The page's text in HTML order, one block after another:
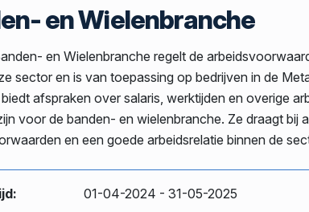
en Wielenbranche
en Wielenbranche regelt de
sector en is van toepassing op bedrijven in de
afspraken over salaris, werktijden en overige
voor de banden- en wielenbranche. Ze draagt bij
en een goede arbeidsrelatie binnen de
01-04-2024 - 31-05-2025